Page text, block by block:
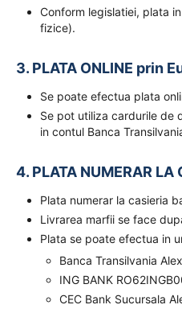
Conform legislatiei, plata
fizice).
3. PLATA ONLINE prin
Se poate efectua plata
Se pot utiliza cardurile de
in contul Banca
4. PLATA NUMERAR
Plata numerar la casieria
Livrarea marfii se face
Plata se poate efectua in
Banca Transilvania
ING BANK
CEC Bank Sucursala